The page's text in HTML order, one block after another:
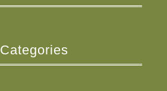
Categories